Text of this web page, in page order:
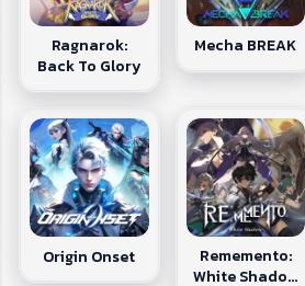
Ragnarok:
Back To Glory
Mecha BREAK
Origin Onset
Rememento:
White Shadow